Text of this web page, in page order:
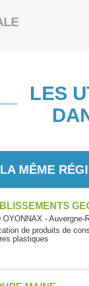
LES
MÊME
OYONNAX - Auvergne-
de produits de
plastiques